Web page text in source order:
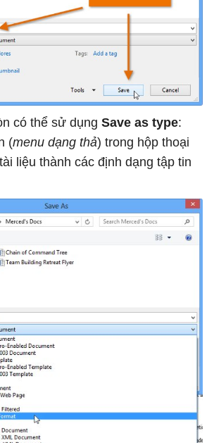
có thể sử dụng Save as type:
(menu dạng thả) trong hộp thoại
liệu thành các định dạng tập tin